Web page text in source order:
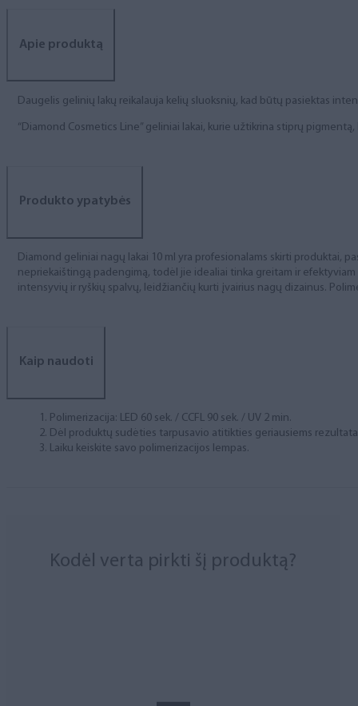
Apie produktą
Daugelis gelinių lakų reikalauja kelių sluoksnių, kad būtų pasiektas
“Diamond Cosmetics Line” geliniai lakai, kurie užtikrina stiprų
Produkto ypatybės
Diamond geliniai nagų lakai 10 ml yra profesionalams skirti produktai,
nepriekaištingą padengimą, todėl jie idealiai tinka greitam ir
intensyvių ir ryškių spalvų, leidžiančių kurti įvairius nagų dizainus.
Kaip naudoti
Polimerizacija: LED 60 sek. / CCFL 90 sek. / UV 2 min.
Dėl produktų sudėties tarpusavio atitikties geriausiems
Laiku keiskite savo polimerizacijos lempas.
Kodėl verta pirkti šį produktą?